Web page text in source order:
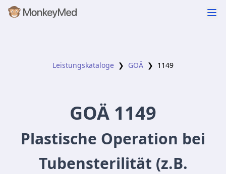
Leistungskataloge ❯ GOÄ ❯ 1149
GOÄ 1149
Plastische Operation bei
Tubensterilität (z.B.